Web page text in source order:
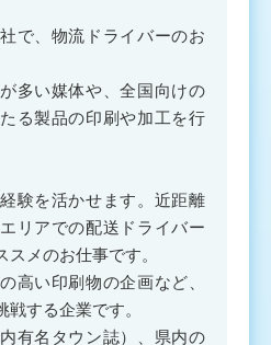
で、物流ドライバーのお
多い媒体や、全国向けの
る製品の印刷や加工を行
験を活かせます。近距離
リアでの配送ドライバー
メのお仕事です。
高い印刷物の企画など、
する企業です。
有名タウン誌）、県内の